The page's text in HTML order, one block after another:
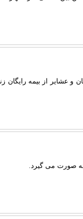
صورت می گیرد.